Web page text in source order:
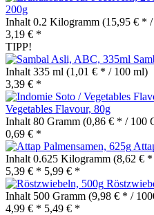
200g
Inhalt 0.2 Kilogramm (15,95 € *
3,19 € *
TIPP!
Inhalt 335 ml (1,01 € * / 100 ml)
3,39 € *
Vegetables Flavour, 80g
Inhalt 80 Gramm (0,86 € * / 100
0,69 € *
Inhalt 0.625 Kilogramm (8,62 €
5,39 € * 5,99 € *
Inhalt 500 Gramm (9,98 € * /
4,99 € * 5,49 € *